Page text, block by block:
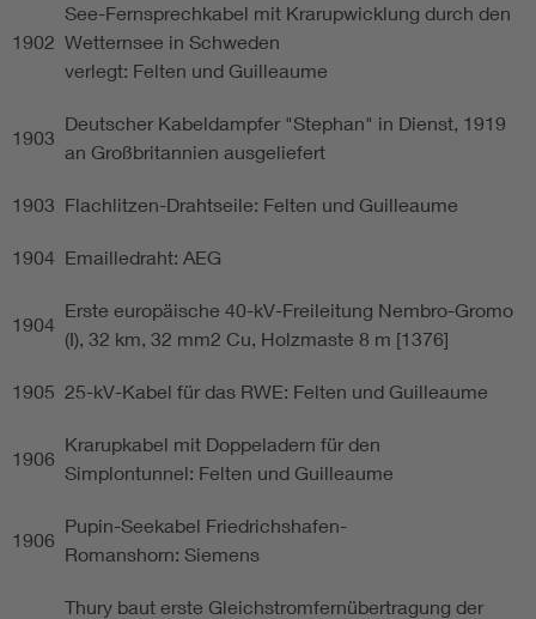
1902
See-Fernsprechkabel mit Krarupwicklung durch den
Wetternsee in Schweden
verlegt: Felten und Guilleaume
1903
Deutscher Kabeldampfer "Stephan" in Dienst, 1919
an Großbritannien ausgeliefert
1903 Flachlitzen-Drahtseile: Felten und Guilleaume
1904 Emailledraht: AEG
1904
Erste europäische 40-kV-Freileitung Nembro-Gromo
(I), 32 km, 32 mm2 Cu, Holzmaste 8 m [1376]
1905 25-kV-Kabel für das RWE: Felten und Guilleaume
1906
Krarupkabel mit Doppeladern für den
Simplontunnel: Felten und Guilleaume
1906
Pupin-Seekabel Friedrichshafen-
Romanshorn: Siemens
Thury baut erste Gleichstromfernübertragung der